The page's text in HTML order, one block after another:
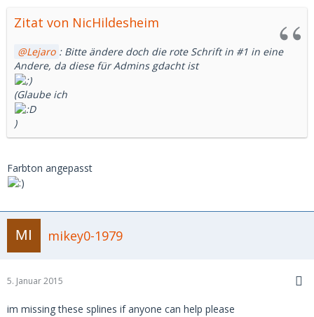
Zitat von NicHildesheim
Lejaro : Bitte ändere doch die rote Schrift in #1 in eine
Andere, da diese für Admins gdacht ist
(Glaube ich
)
Farbton angepasst
mikey0-1979
5. Januar 2015
im missing these splines if anyone can help please